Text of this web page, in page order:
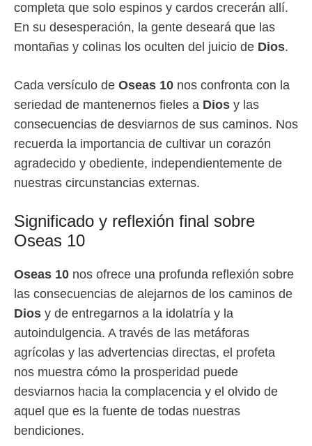
completa que solo espinos y cardos crecerán allí.
En su desesperación, la gente deseará que las
montañas y colinas los oculten del juicio de Dios.
Cada versículo de Oseas 10 nos confronta con la
seriedad de mantenernos fieles a Dios y las
consecuencias de desviarnos de sus caminos. Nos
recuerda la importancia de cultivar un corazón
agradecido y obediente, independientemente de
nuestras circunstancias externas.
Significado y reflexión final sobre
Oseas 10
Oseas 10 nos ofrece una profunda reflexión sobre
las consecuencias de alejarnos de los caminos de
Dios y de entregarnos a la idolatría y la
autoindulgencia. A través de las metáforas
agrícolas y las advertencias directas, el profeta
nos muestra cómo la prosperidad puede
desviarnos hacia la complacencia y el olvido de
aquel que es la fuente de todas nuestras
bendiciones.